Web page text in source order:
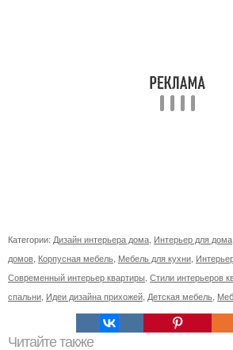
Категории: Дизайн интерьера дома Интерьер для дома
домов Корпусная мебель Мебель для кухни
Современный интерьер квартиры Стили интерьеров
спальни Идеи дизайна прихожей Детская мебель
Читайте также